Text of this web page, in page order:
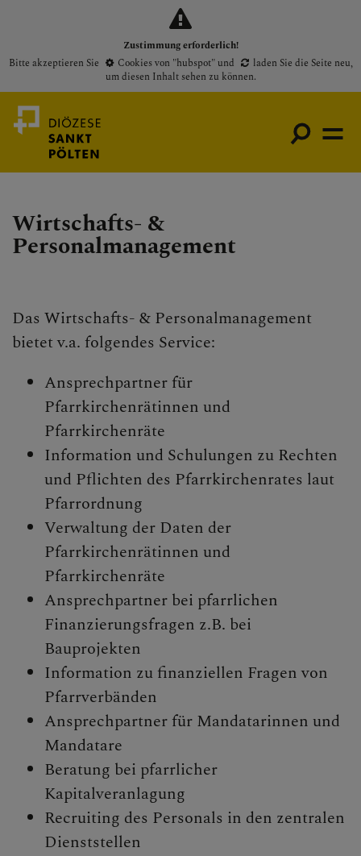
Zustimmung erforderlich!
Bitte akzeptieren Sie
Cookies von "hubspot"und laden Sie die Seite neu,
um diesen Inhalt sehen zu können.
Medienportal
Bischof
Pfarren
Presse
Veranstaltungen
Jobbörse
Pfarrservice
FRAGEN
GLAUBEN
ERLEBEN
MITMACHEN
BEGEGNEN
Begegnungstage
Seelsorge
Bischof
Wirtschafts- &
Personalmanagement
Das Wirtschafts- & Personalmanagement
bietet v.a. folgendes Service:
Ansprechpartner für
Pfarrkirchenrätinnen und
Pfarrkirchenräte
Information und Schulungen zu Rechten
und Pflichten des Pfarrkirchenrates laut
Pfarrordnung
Verwaltung der Daten der
Pfarrkirchenrätinnen und
Pfarrkirchenräte
Ansprechpartner bei pfarrlichen
Finanzierungsfragen z.B. bei
Bauprojekten
Information zu finanziellen Fragen von
Pfarrverbänden
Ansprechpartner für Mandatarinnen und
Mandatare
Beratung bei pfarrlicher
Kapitalveranlagung
Recruiting des Personals in den zentralen
Dienststellen